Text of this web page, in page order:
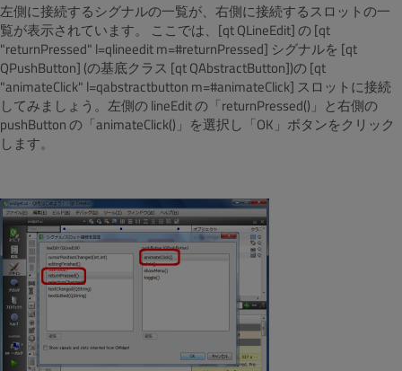
左側に接続するシグナルの一覧が、右側に接続するスロットの一
覧が表示されています。 ここでは、[qt QLineEdit] の [qt
"returnPressed" l=qlineedit m=#returnPressed] シグナルを [qt
QPushButton] (の基底クラス [qt QAbstractButton])の [qt
"animateClick" l=qabstractbutton m=#animateClick] スロットに接続
してみましょう。左側の lineEdit の「returnPressed()」と右側の
pushButton の「animateClick()」を選択し「OK」ボタンをクリック
します。